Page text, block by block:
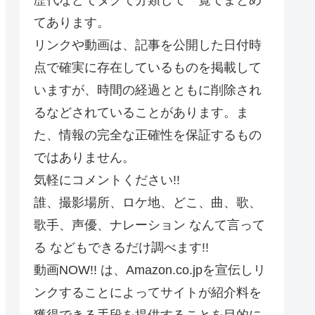
てあります。
リンクや動画は、記事を公開した日付時
点で確実に存在しているものを掲載して
いますが、時間の経過とともに削除され
るなどされていることがあります。ま
た、情報の完全な正確性を保証するもの
ではありません。
気軽にコメントください!!
誰、撮影場所、ロケ地、どこ、曲、歌、
歌手、声優、ナレーション なんて言って
る などもできるだけ調べます!!
動画NOW!! は、Amazon.co.jpを宣伝しリ
ンクすることによってサイトが紹介料を